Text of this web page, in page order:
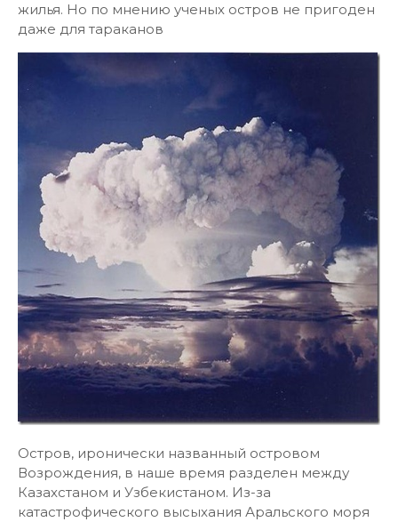
жилья. Но по мнению ученых остров не пригоден
даже для тараканов
Остров, иронически названный островом
Возрождения, в наше время разделен между
Казахстаном и Узбекистаном. Из-за
катастрофического высыхания Аральского моря